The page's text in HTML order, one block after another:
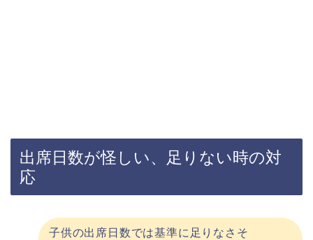
出席日数が怪しい、足りない時の対
応
子供の出席日数では基準に足りなさそ